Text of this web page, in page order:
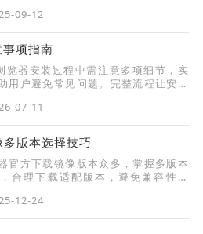
09-12
项指南
览器安装过程中需注意多项细节，实
用户避免常见问题。完整流程让安装
07-11
版本选择技巧
官方下载镜像版本众多，掌握多版本
合理下载适配版本，避免兼容性问
12-24